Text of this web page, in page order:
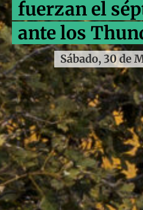
fuerzan el
ante los
Sábado, 30 de